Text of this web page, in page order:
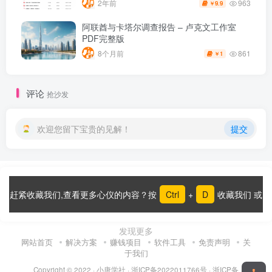
2年前 ￥9.9 963
阿联酋与卡塔尔调查报告 – 卢克文工作室
PDF完整版
8个月前 ￥ 1 861
评论 抢沙发
欢迎您留下宝贵的见解！ 提交
赶紧收藏我们,查看更多心仪的内容？按 Ctrl + D 收藏我们 或
发现更多
网站首页 解决方案 赚钱项目 软件工具 免责声明
关
于我们
Copyright © 2022 · 小唐学社 · 浙ICP备2022011766号 · 浙ICP备